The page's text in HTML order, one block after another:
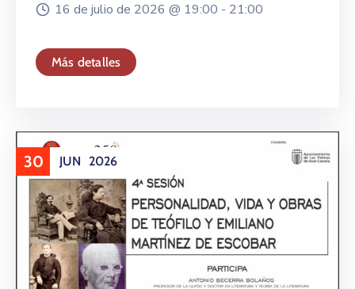
16 de julio de 2026 @ 19:00 - 21:00
Más detalles
30 JUN 2026